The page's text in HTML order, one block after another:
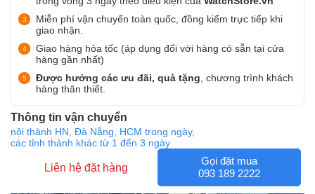
Miễn phí vận chuyển toàn quốc, đồng kiểm trực tiếp khi
giao nhận.
Giao hàng hỏa tốc (áp dụng đối với hàng có sẵn tại cửa
hàng gần nhất)
Được hưởng các ưu đãi, quà tặng , chương trình khách
hàng thân thiết.
Thông tin vận chuyển
nội thành HN, Đà Nẵng, HCM trong ngày,
các tỉnh thành khác từ 1 đến 3 ngày
Liên hệ đặt hàng
Gọi đặt mua
093 189 2222